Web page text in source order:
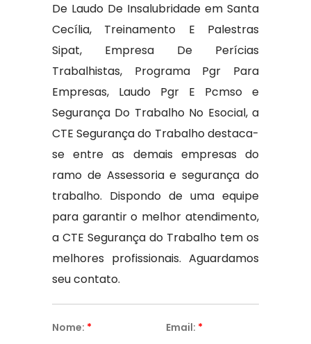
De Laudo De Insalubridade em Santa
Cecília, Treinamento E Palestras
Sipat, Empresa De Perícias
Trabalhistas, Programa Pgr Para
Empresas, Laudo Pgr E Pcmso e
Segurança Do Trabalho No Esocial, a
CTE Segurança do Trabalho destaca-
se entre as demais empresas do
ramo de Assessoria e segurança do
trabalho. Dispondo de uma equipe
para garantir o melhor atendimento,
a CTE Segurança do Trabalho tem os
melhores profissionais. Aguardamos
seu contato.
Nome: * Email: *